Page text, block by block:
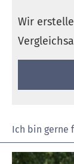
Wir
Ich bin gerne